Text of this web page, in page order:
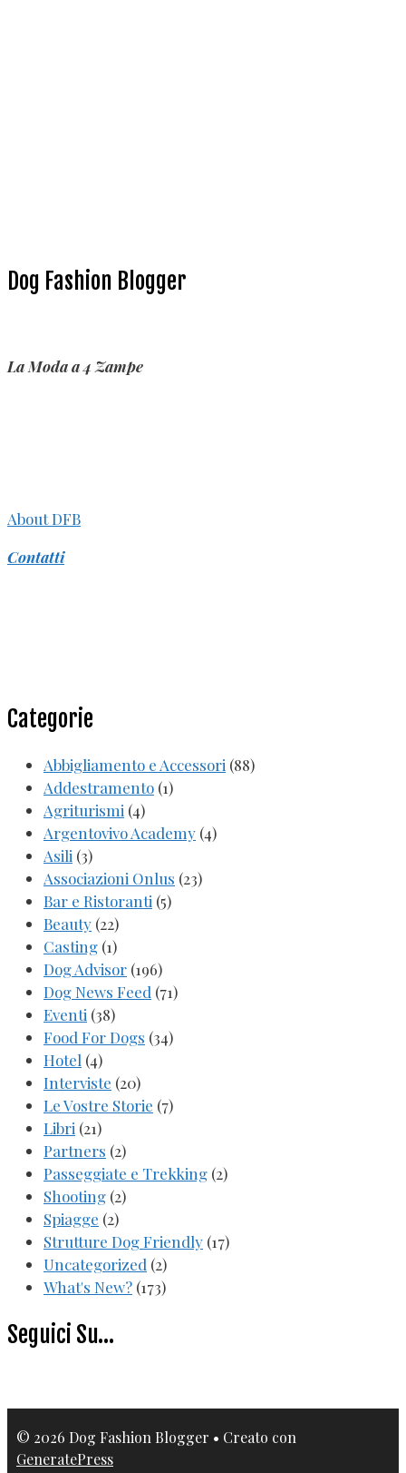
Dog Fashion Blogger
La Moda a 4 Zampe
About DFB
Contatti
Categorie
Abbigliamento e Accessori (88)
Addestramento (1)
Agriturismi (4)
Argentovivo Academy (4)
Asili (3)
Associazioni Onlus (23)
Bar e Ristoranti (5)
Beauty (22)
Casting (1)
Dog Advisor (196)
Dog News Feed (71)
Eventi (38)
Food For Dogs (34)
Hotel (4)
Interviste (20)
Le Vostre Storie (7)
Libri (21)
Partners (2)
Passeggiate e Trekking (2)
Shooting (2)
Spiagge (2)
Strutture Dog Friendly (17)
Uncategorized (2)
What's New? (173)
Seguici Su…
© 2026 Dog Fashion Blogger • Creato con
GeneratePress